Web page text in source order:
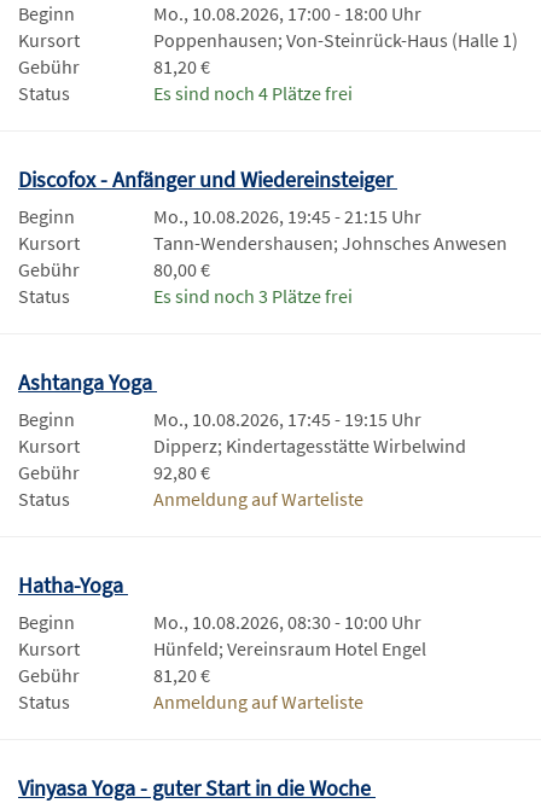
Beginn
Mo., 10.08.2026, 17:00 - 18:00 Uhr
Kursort
Poppenhausen; Von-Steinrück-Haus (Halle 1)
Gebühr
81,20 €
Status
Es sind noch 4 Plätze frei
Discofox - Anfänger und Wiedereinsteiger
Beginn
Mo., 10.08.2026, 19:45 - 21:15 Uhr
Kursort
Tann-Wendershausen; Johnsches Anwesen
Gebühr
80,00 €
Status
Es sind noch 3 Plätze frei
Ashtanga Yoga
Beginn
Mo., 10.08.2026, 17:45 - 19:15 Uhr
Kursort
Dipperz; Kindertagesstätte Wirbelwind
Gebühr
92,80 €
Status
Anmeldung auf Warteliste
Hatha-Yoga
Beginn
Mo., 10.08.2026, 08:30 - 10:00 Uhr
Kursort
Hünfeld; Vereinsraum Hotel Engel
Gebühr
81,20 €
Status
Anmeldung auf Warteliste
Vinyasa Yoga - guter Start in die Woche